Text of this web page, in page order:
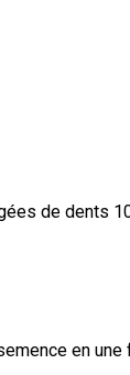
de dents
en une